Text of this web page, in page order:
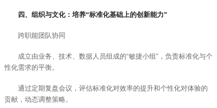
四、组织与文化：培养“标准化基础上的创新能力”
跨职能团队协同
成立由业务、技术、数据人员组成的“敏捷小组”，负责标准化与个
性化需求的平衡。
通过定期复盘会议，评估标准化对效率的提升和个性化对体验的
贡献，动态调整策略。